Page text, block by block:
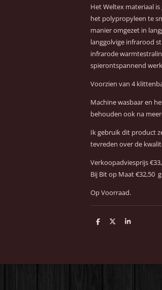
Het Weltex materiaal
het polypropyleen te
manier omgezet in
langgolvige infrarood
infrarode
spierontspannend
Voorzien van 4
Machine wasbaar en
behouden ook na
Ik gebruik dit product
tevreden over de
Verkoopadviesprijs
Bij Bit op Maat €32,50
Op Voorraad.
D
D
S